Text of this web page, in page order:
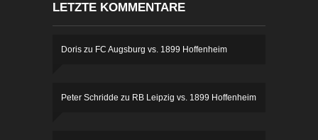
LETZTE KOMMENTARE
Doris zu FC Augsburg vs. 1899 Hoffenheim
Peter Schridde zu RB Leipzig vs. 1899 Hoffenheim